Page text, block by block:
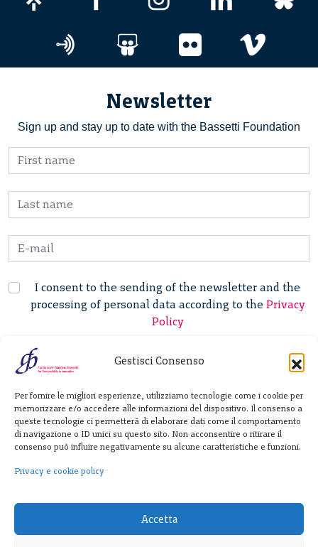
Gestisci Consenso
Per fornire le migliori esperienze, utilizziamo tecnologie come i cookie per
memorizzare e/o accedere alle informazioni del dispositivo. Il consenso a
queste tecnologie ci permetterà di elaborare dati come il comportamento
di navigazione o ID unici su questo sito. Non acconsentire o ritirare il
consenso può influire negativamente su alcune caratteristiche e funzioni.
Privacy e cookie policy
Accetta
Newsletter
Sign up and stay up to date with the Bassetti Foundation
I consent to the sending of the newsletter and the
processing of personal data according to the Privacy
Policy
Giannino Bassetti ETS
Via Michele Barozzi 4
F. + 39 02 76392030
info@fondazionebassetti.org